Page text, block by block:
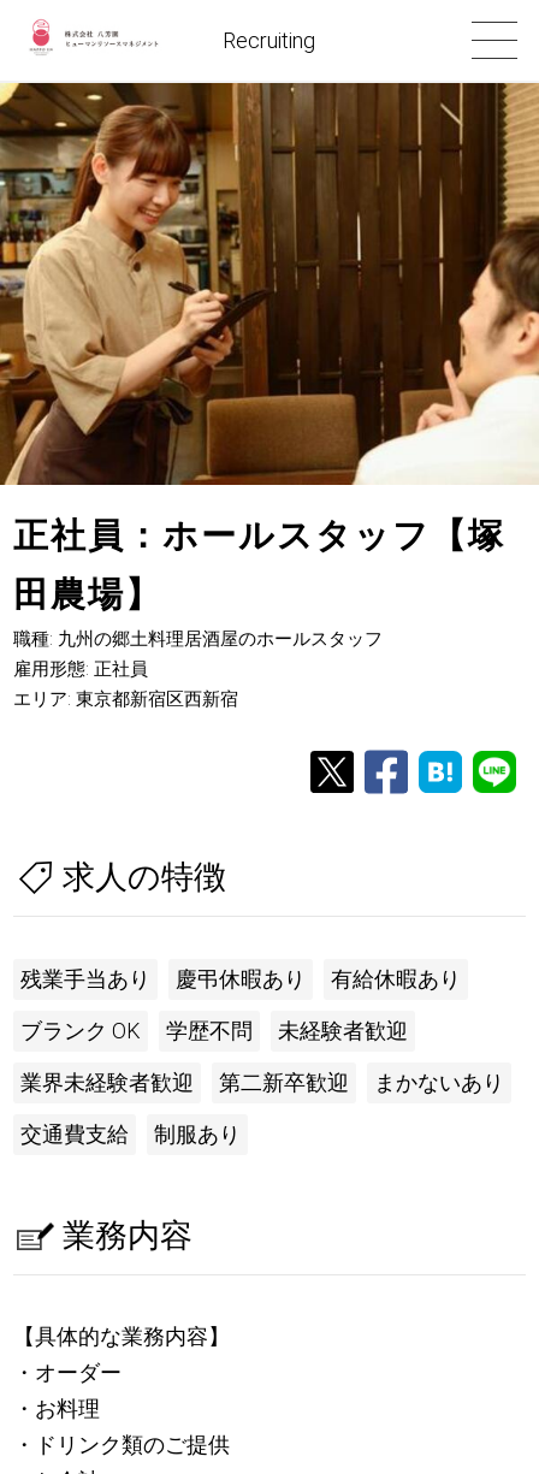
Recruiting
正社員：ホールスタッフ【塚
田農場】
職種: 九州の郷土料理居酒屋のホールスタッフ
雇用形態: 正社員
エリア: 東京都新宿区西新宿
求人の特徴
残業手当あり 慶弔休暇あり 有給休暇あり
ブランク OK 学歴不問 未経験者歓迎
業界未経験者歓迎 第二新卒歓迎 まかないあり
交通費支給 制服あり
業務内容
【具体的な業務内容】
・オーダー
・お料理
・ドリンク類のご提供